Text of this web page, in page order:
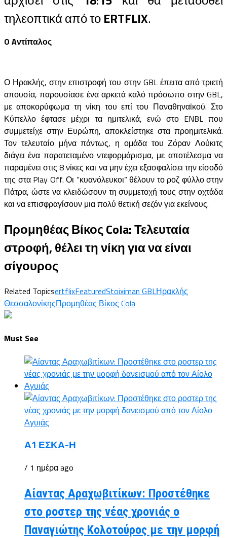
τηλεοπτικά από τοERTFLIX.
O Aντίπαλος
Ο Ηρακλής, στην επιστροφή του στην GBL έπειτα από τριετή
απουσία, παρουσίασε ένα αρκετά καλό πρόσωπο στην GBL,
με αποκορύφωμα τη νίκη του επί του Παναθηναϊκού. Στο
Κύπελλο έφτασε μέχρι τα ημιτελικά, ενώ στο ENBL που
συμμετείχε στην Ευρώπη, αποκλείστηκε στα προημιτελικά.
Τον τελευταίο μήνα πάντως, η ομάδα του Ζόραν Λούκιτς
διάγει ένα παρατεταμένο ντεφορμάρισμα, με αποτέλεσμα να
παραμένει στις 8 νίκες και να μην έχει εξασφαλίσει την είσοδό
της στα Play Off. Οι ”κυανόλευκοι” θέλουν το ροζ φύλλο στην
Πάτρα, ώστε να κλειδώσουν τη συμμετοχή τους στην οχτάδα
και να επισφραγίσουν μια πολύ θετική σεζόν για εκείνους.
Προμηθέας Βίκος Cola: Τελευταία
στροφή, θέλει τη νίκη για να είναι
σίγουρος
Related TopicsertflixFeaturedStoiximan GBLΗρακλής
ΘεσσαλονίκηςΠρομηθέας Βίκος Cola
Must See
Α1 ΕΣΚΑ-Η
/ 1 ημέρα ago
Αίαντας Αραχωβιτίκων: Προστέθηκε
στο ροστερ της νέας χρονιάς ο
Παναγιώτης Κολοτούρος με την μορφή